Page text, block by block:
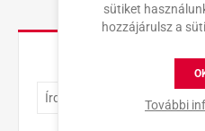
sütiket
hozzájárulsz a
További